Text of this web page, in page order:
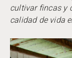
cultivar fincas y
calidad de vida